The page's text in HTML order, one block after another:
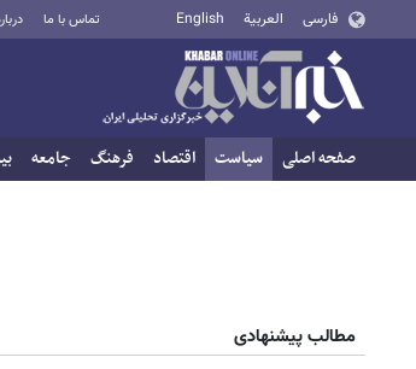
فارسی العربية English تماس با ما
صفحه اصلی سیاست اقتصاد فرهنگ جامعه
مطالب پیشنهادی